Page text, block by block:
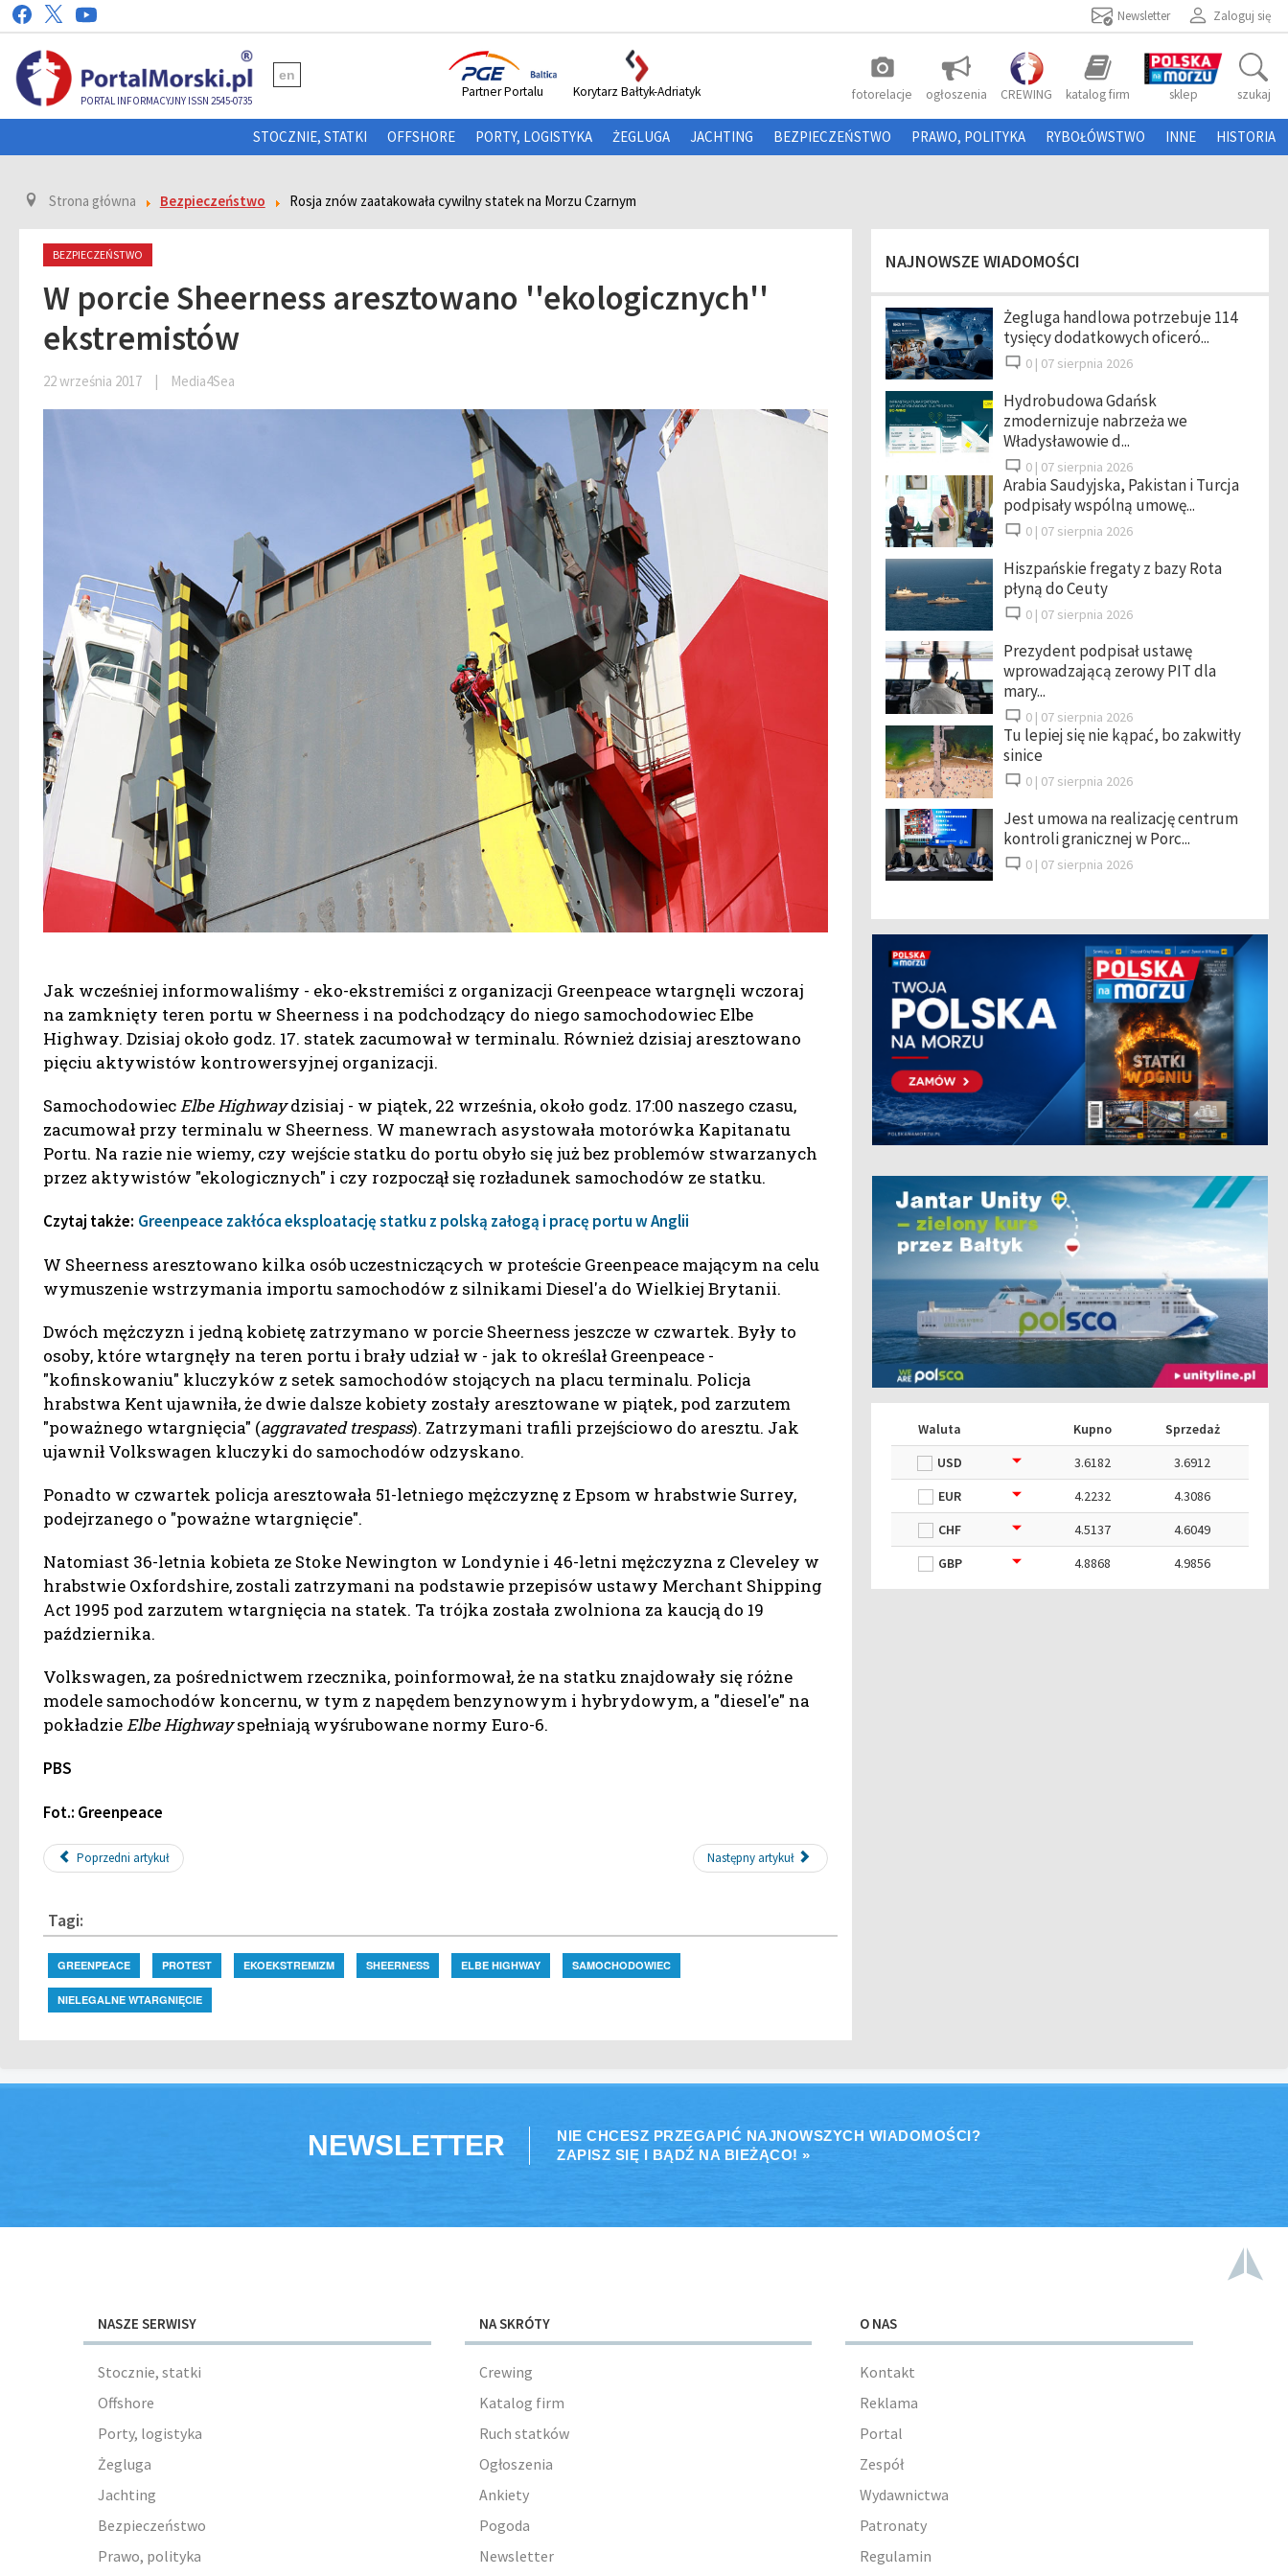
Zaloguj się
Newsletter
PORTAL INFORMACYJNY ISSN 2545-0735
en photo_camera
fotorelacje ogłoszenia CREWING katalog firm sklep szukaj
Partner Portalu Korytarz Bałtyk-Adriatyk
STOCZNIE, STATKI OFFSHORE PORTY, LOGISTYKA ŻEGLUGA JACHTING BEZPIECZEŃSTWO PRAWO, POLITYKA RYBOŁÓWSTWO INNE HISTORIA
Strona główna Bezpieczeństwo Rosja znów zaatakowała cywilny statek na Morzu Czarnym
BEZPIECZEŃSTWO
W porcie Sheerness aresztowano ''ekologicznych''
ekstremistów
22 września 2017 | Media4Sea
Jak wcześniej informowaliśmy - eko-ekstremiści z organizacji Greenpeace wtargnęli wczoraj
na zamknięty teren portu w Sheerness i na podchodzący do niego samochodowiec Elbe
Highway. Dzisiaj około godz. 17. statek zacumował w terminalu. Również dzisiaj aresztowano
pięciu aktywistów kontrowersyjnej organizacji.
SamochodowiecElbe Highwaydzisiaj - w piątek, 22 września, około godz. 17:00 naszego czasu,
zacumował przy terminalu w Sheerness. W manewrach asystowała motorówka Kapitanatu
Portu. Na razie nie wiemy, czy wejście statku do portu obyło się już bez problemów stwarzanych
przez aktywistów "ekologicznych" i czy rozpoczął się rozładunek samochodów ze statku.
Czytaj także: Greenpeace zakłóca eksploatację statku z polską załogą i pracę portu w Anglii
W Sheerness aresztowano kilka osób uczestniczących w proteście Greenpeace mającym na celu
wymuszenie wstrzymania importu samochodów z silnikami Diesel'a do Wielkiej Brytanii.
Dwóch mężczyzn i jedną kobietę zatrzymano w porcie Sheerness jeszcze w czwartek. Były to
osoby, które wtargnęły na teren portu i brały udział w - jak to określał Greenpeace -
"kofinskowaniu" kluczyków z setek samochodów stojących na placu terminalu. Policja
hrabstwa Kent ujawniła, że dwie dalsze kobiety zostały aresztowane w piątek, pod zarzutem
"poważnego wtargnięcia" (aggravated trespass). Zatrzymani trafili przejściowo do aresztu. Jak
ujawnił Volkswagen kluczyki do samochodów odzyskano.
Ponadto w czwartek policja aresztowała 51-letniego mężczyznę z Epsom w hrabstwie Surrey,
podejrzanego o "poważne wtargnięcie".
Natomiast 36-letnia kobieta ze Stoke Newington w Londynie i 46-letni mężczyzna z Cleveley w
hrabstwie Oxfordshire, zostali zatrzymani na podstawie przepisów ustawy Merchant Shipping
Act 1995 pod zarzutem wtargnięcia na statek. Ta trójka została zwolniona za kaucją do 19
października.
Volkswagen, za pośrednictwem rzecznika, poinformował, że na statku znajdowały się różne
modele samochodów koncernu, w tym z napędem benzynowym i hybrydowym, a "diesel'e" na
pokładzieElbe Highwayspełniają wyśrubowane normy Euro-6.
PBS
Fot.: Greenpeace
Poprzedni artykuł Następny artykuł
Tagi:
GREENPEACE PROTEST EKOEKSTREMIZM SHEERNESS ELBE HIGHWAY SAMOCHODOWIEC
NIELEGALNE WTARGNIĘCIE
NAJNOWSZE WIADOMOŚCI
Żegluga handlowa potrzebuje 114
tysięcy dodatkowych oficeró...
0 | 07 sierpnia 2026
Hydrobudowa Gdańsk
zmodernizuje nabrzeża we
Władysławowie d...
0 | 07 sierpnia 2026
Arabia Saudyjska, Pakistan i Turcja
podpisały wspólną umowę...
0 | 07 sierpnia 2026
Hiszpańskie fregaty z bazy Rota
płyną do Ceuty
0 | 07 sierpnia 2026
Prezydent podpisał ustawę
wprowadzającą zerowy PIT dla
mary...
0 | 07 sierpnia 2026
Tu lepiej się nie kąpać, bo zakwitły
sinice
0 | 07 sierpnia 2026
Jest umowa na realizację centrum
kontroli granicznej w Porc...
0 | 07 sierpnia 2026
Waluta Kupno
Sprzedaż
USD
3.6182
3.6912
EUR
4.2232
4.3086
CHF
4.5137
4.6049
GBP
4.8868 4.9856
NEWSLETTER
NIE CHCESZ PRZEGAPIĆ NAJNOWSZYCH WIADOMOŚCI?
ZAPISZ SIĘ I BĄDŹ NA BIEŻĄCO! »
NASZE SERWISY
Stocznie, statki
Offshore
Porty, logistyka
Żegluga
Jachting
Bezpieczeństwo
Prawo, polityka
NA SKRÓTY
Crewing
Katalog firm
Ruch statków
Ogłoszenia
Ankiety
Pogoda
Newsletter
O NAS
Kontakt
Reklama
Portal
Zespół
Wydawnictwa
Patronaty
Regulamin